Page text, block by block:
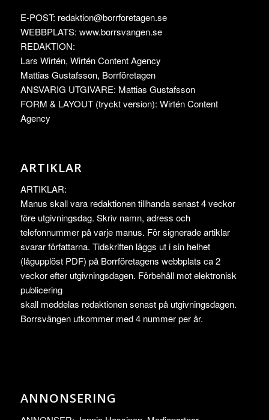
E-POST: redaktion@borrforetagen.se
WEBBPLATS: www.borrsvangen.se
REDAKTION:
Lars Wirtén, Wirtén Content Agency
Mattias Gustafsson, Borrföretagen
ANSVARIG UTGIVARE: Mattias Gustafsson
FORM & LAYOUT (tryckt version): Wirtén Content
Agency
ARTIKLAR
ARTIKLAR:
Manus skall vara redaktionen tillhanda senast 4 veckor
före utgivningsdag. Skriv namn, adress och
telefonnummer på varje manus. För signerade artiklar
svarar författarna. Tidskriften läggs ut i sin helhet
(lågupplöst PDF) på Borrföretagens webbplats ca 2
veckor efter utgivningsdagen. Förbehåll mot elektronisk
publicering
skall meddelas redaktionen senast på utgivningsdagen.
Borrsvängen utkommer med 4 nummer per år.
ANNONSERING